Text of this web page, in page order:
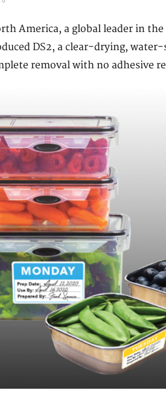
America, a global leader in
DS2, a clear-drying,
removal with no adhesive